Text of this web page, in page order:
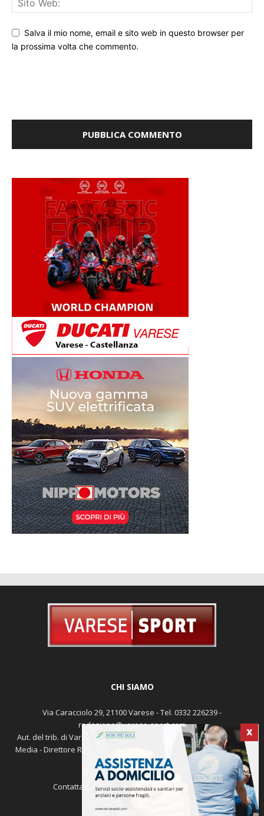
Salva il mio nome, email e sito web in questo browser per
X
Via Caracciolo 29, 21100 Varese - Tel. 0332 226239 -
Aut. del trib. di Varese n. 345 del 09-02-1979 - Prodotto da Sunrise
Media - Direttore Responsabile: Michele Marocco -Cookie policy
Pubblicità
redazione@varese-sport.com
SEGUICI